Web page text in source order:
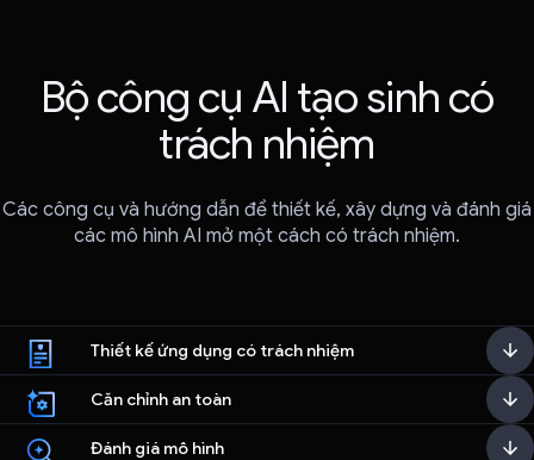
Bộ công cụ AI tạo sinh có
trách nhiệm
Các công cụ và hướng dẫn để thiết kế, xây dựng và đánh giá
các mô hình AI mở một cách có trách nhiệm.
Thiết kế ứng dụng có trách nhiệm
Căn chỉnh an toàn
Đánh giá mô hình